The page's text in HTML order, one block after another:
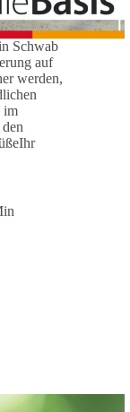
Schwab
auf
werden,
im